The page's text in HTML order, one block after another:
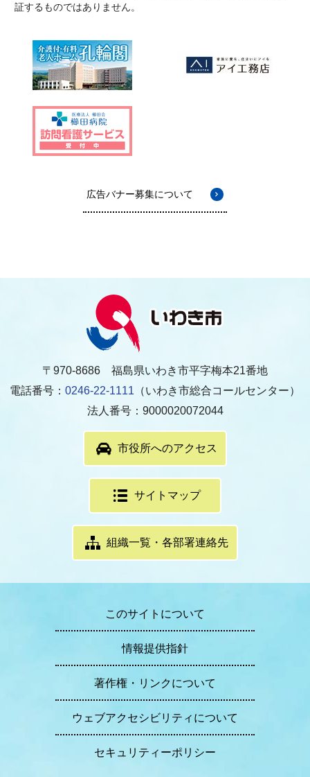
証するものではありません。
広告バナー募集について
〒970-8686 福島県いわき市平字梅本21番地
電話番号： 0246-22-1111 （いわき市総合コールセンター）
法人番号：9000020072044
市役所へのアクセス
サイトマップ
組織一覧・各部署連絡先
このサイトについて
情報提供指針
著作権・リンクについて
ウェブアクセシビリティについて
セキュリティーポリシー